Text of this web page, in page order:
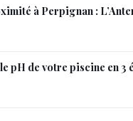
à Perpignan :
pH de votre piscine en 3